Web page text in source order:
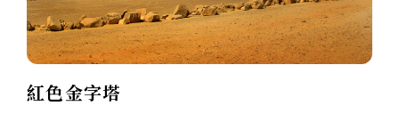
紅色金字塔